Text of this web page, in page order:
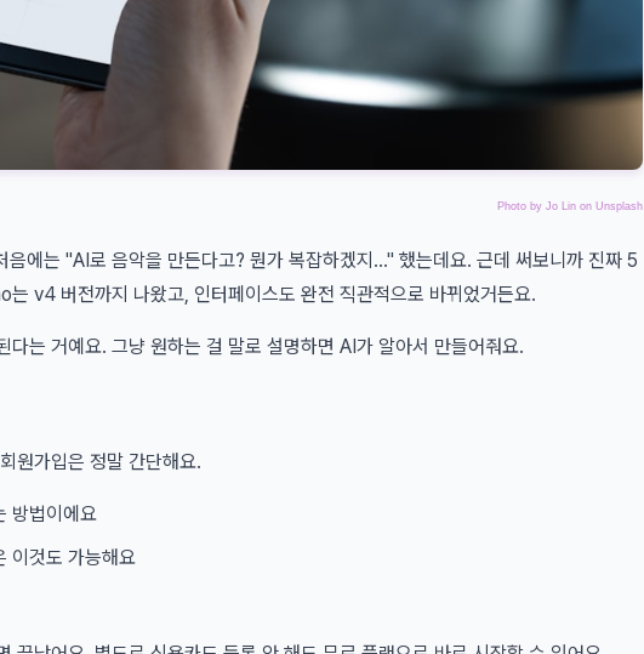
Photo by Jo Lin on Unsplash
에는 "AI로 음악을 만든다고? 뭔가 복잡하겠지..." 했는데요. 근데 써보니까 진짜 5
v4 버전까지 나왔고, 인터페이스도 완전 직관적으로 바뀌었거든요.
는 거예요. 그냥 원하는 걸 말로 설명하면 AI가 알아서 만들어줘요.
원가입은 정말 간단해요.
방법이에요
이것도 가능해요